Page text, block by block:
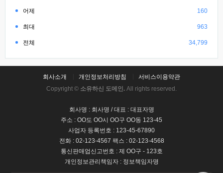
어제 160
최대 963
전체 34,799
회사소개 개인정보처리방침
서비스이용약관
Copyright © 소유하신 도메인. All rights reserved.
회사명 : 회사명 / 대표 : 대표자명
주소 : OO도 OO시 OO구 OO동 123-45
사업자 등록번호 : 123-45-67890
전화 : 02-123-4567 팩스 : 02-123-4568
통신판매업신고번호 : 제 OO구 - 123호
개인정보관리책임자 : 정보책임자명